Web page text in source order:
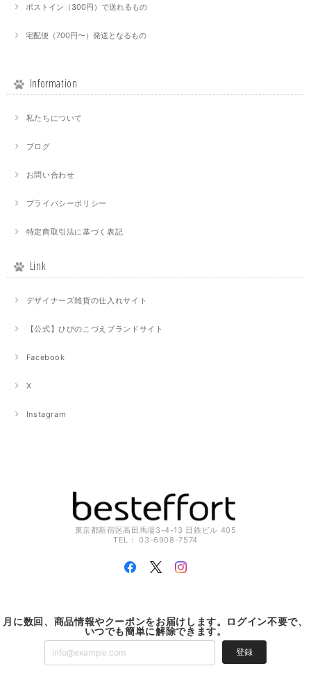
ポストイン（300円）で送れるもの
宅配便（700円〜）発送となるもの
Information
私たちについて
ブログ
お問い合わせ
プライバシーポリシー
特定商取引法に基づく表記
Link
デザイナーズ雑貨の仕入れサイト
【公式】ひびのこづえブランドサイト
Facebook
X
Instagram
東京都新宿区高田馬場3-4-13 日鉄ビル 405
TEL： 03-6908-7574
月に数回、商品情報やクーポンをお届けします。ログイン不要で、
いつでも簡単に解除できます。
登録